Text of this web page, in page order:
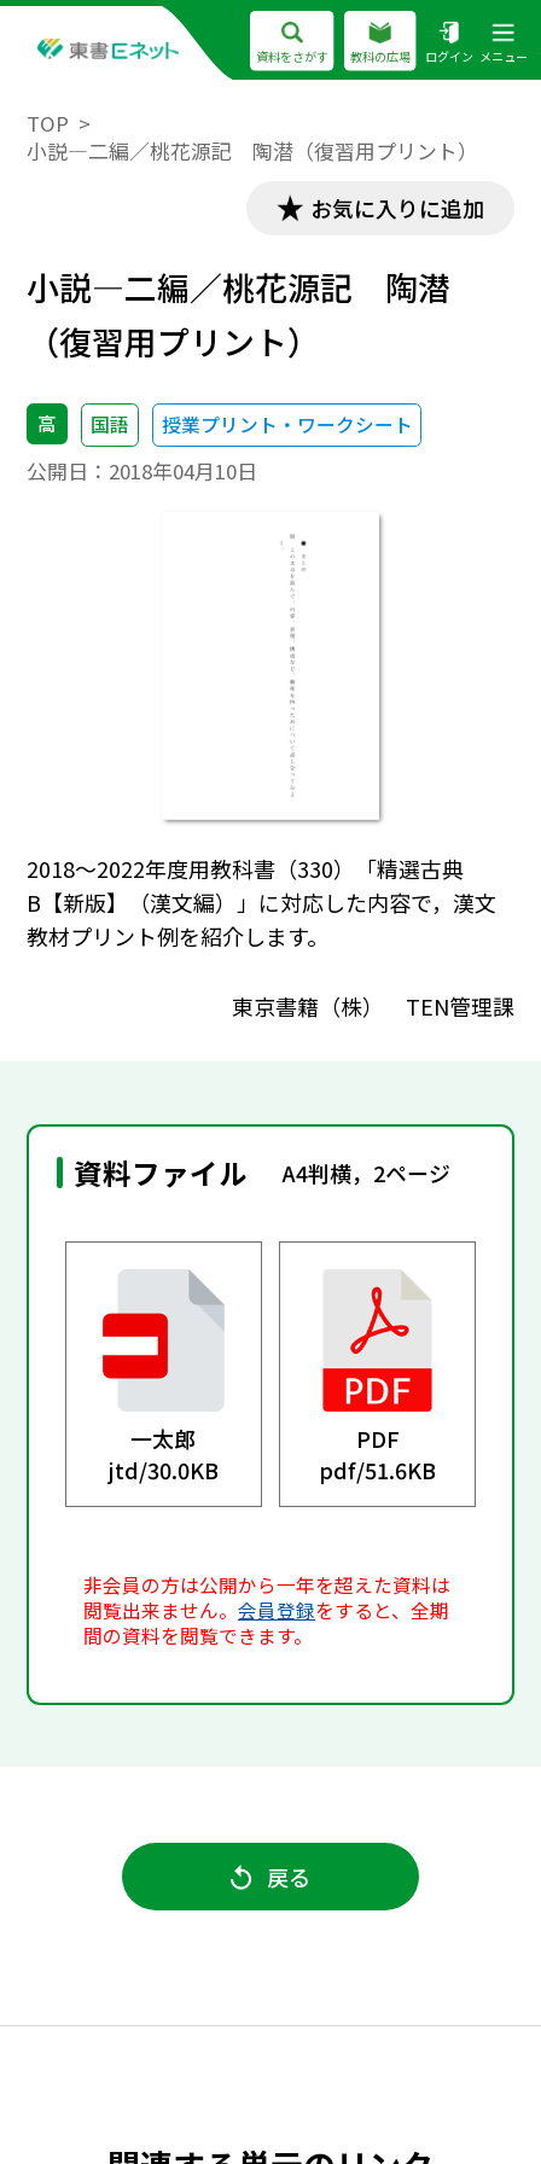
資料をさがす 教科の広場 ログイン メニュー
TOP
小説―二編／桃花源記 陶潜（復習用プリント）
お気に入りに追加
小説―二編／桃花源記 陶潜
（復習用プリント）
高 国語 授業プリント・ワークシート
公開日： 2018年04月10日
2018～2022年度用教科書（330）「精選古典
B【新版】（漢文編）」に対応した内容で，漢文
教材プリント例を紹介します。
東京書籍（株） TEN管理課
資料ファイル A4判横，2ページ
一太郎
jtd/30.0KB
PDF
pdf/51.6KB
非会員の方は公開から一年を超えた資料は
閲覧出来ません。会員登録をすると、全期
間の資料を閲覧できます。
戻る